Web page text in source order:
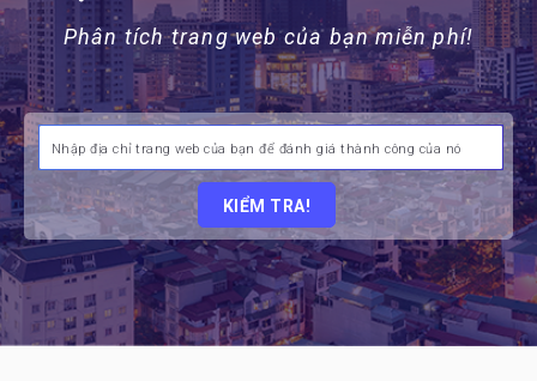
Phân tích trang web của bạn miễn phí!
KIỂM TRA!